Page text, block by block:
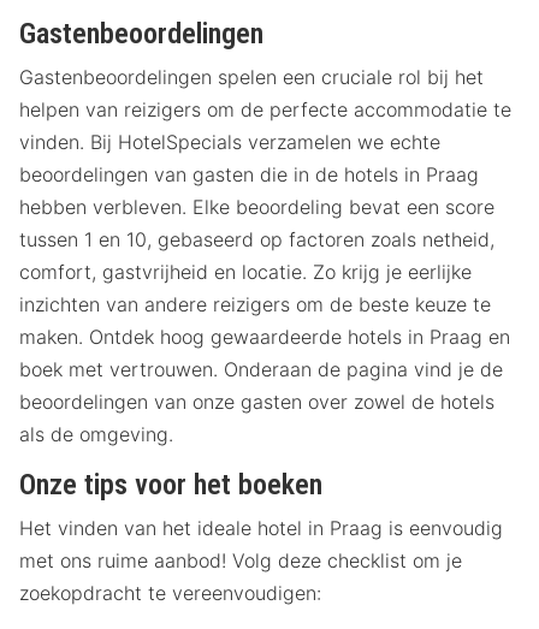
Gastenbeoordelingen
Gastenbeoordelingen spelen een cruciale rol bij het
helpen van reizigers om de perfecte accommodatie te
vinden. Bij HotelSpecials verzamelen we echte
beoordelingen van gasten die in de hotels in Praag
hebben verbleven. Elke beoordeling bevat een score
tussen 1 en 10, gebaseerd op factoren zoals netheid,
comfort, gastvrijheid en locatie. Zo krijg je eerlijke
inzichten van andere reizigers om de beste keuze te
maken. Ontdek hoog gewaardeerde hotels in Praag en
boek met vertrouwen. Onderaan de pagina vind je de
beoordelingen van onze gasten over zowel de hotels
als de omgeving.
Onze tips voor het boeken
Het vinden van het ideale hotel in Praag is eenvoudig
met ons ruime aanbod! Volg deze checklist om je
zoekopdracht te vereenvoudigen: